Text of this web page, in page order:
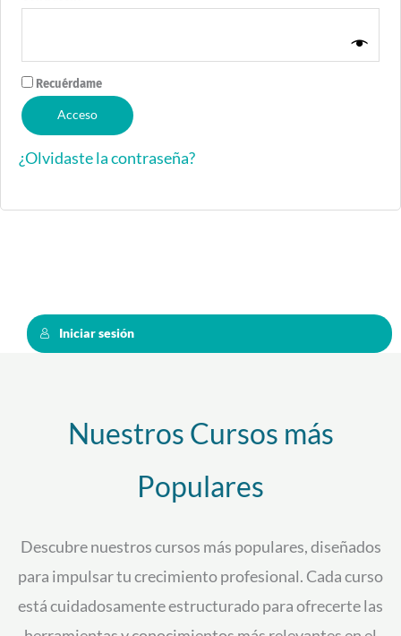
Recuérdame
Acceso
¿Olvidaste la contraseña?
Iniciar sesión
Nuestros Cursos más
Populares
Descubre nuestros cursos más populares, diseñados
para impulsar tu crecimiento profesional. Cada curso
está cuidadosamente estructurado para ofrecerte las